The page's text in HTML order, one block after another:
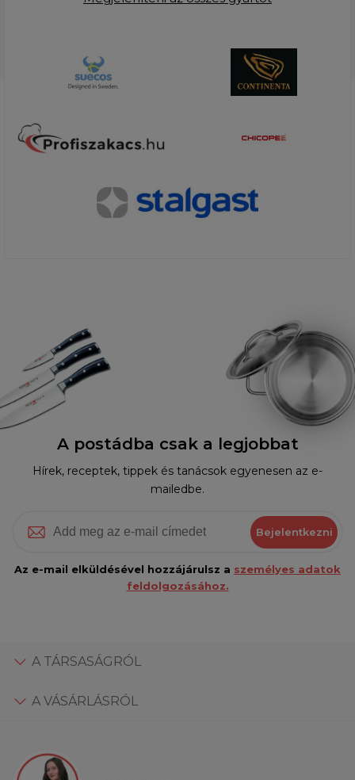
A postádba csak a legjobbat
Hírek, receptek, tippek és tanácsok egyenesen az e-
mailedbe.
Bejelentkezni
Az e-mail elküldésével hozzájárulsz a személyes adatok
feldolgozásához.
A TÁRSASÁGRÓL
A VÁSÁRLÁSRÓL